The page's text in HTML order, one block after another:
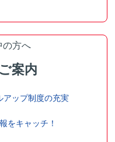
の方へ
案内
アップ制度の充実
をキャッチ！